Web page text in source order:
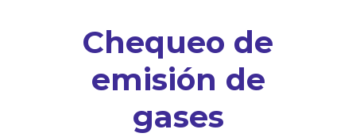
Chequeo de
emisión de
gases